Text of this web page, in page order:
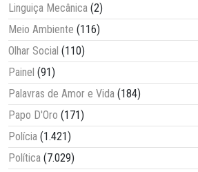
Linguiça Mecânica (2)
Meio Ambiente (116)
Olhar Social (110)
Painel (91)
Palavras de Amor e Vida (184)
Papo D'Oro (171)
Polícia (1.421)
Política (7.029)